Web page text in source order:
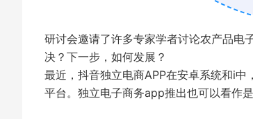
研讨会邀请了许多专家学者讨论农产品电
决？下一步，如何发展？
最近，抖音独立电商APP在安卓系统和i
平台。独立电子商务app推出也可以看作